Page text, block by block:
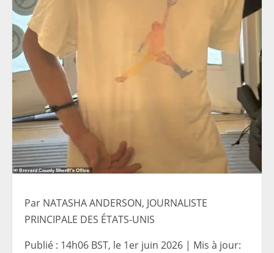
Par NATASHA ANDERSON, JOURNALISTE
PRINCIPALE DES ÉTATS-UNIS
Publié : 14h06 BST, le 1er juin 2026 | Mis à jour: